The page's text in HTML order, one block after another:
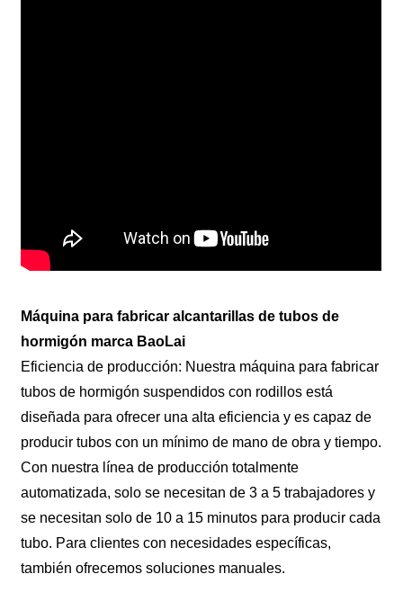
Máquina para fabricar alcantarillas de tubos de
hormigón marca BaoLai
Eficiencia de producción: Nuestra máquina para fabricar
tubos de hormigón suspendidos con rodillos está
diseñada para ofrecer una alta eficiencia y es capaz de
producir tubos con un mínimo de mano de obra y tiempo.
Con nuestra línea de producción totalmente
automatizada, solo se necesitan de 3 a 5 trabajadores y
se necesitan solo de 10 a 15 minutos para producir cada
tubo. Para clientes con necesidades específicas,
también ofrecemos soluciones manuales.